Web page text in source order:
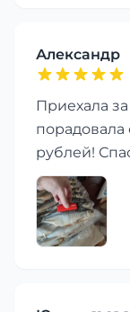
Александр
Приехала
порадовала
рублей!